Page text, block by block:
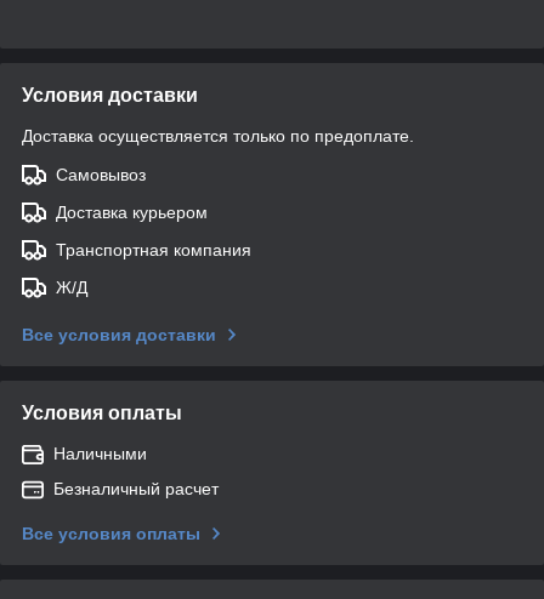
Условия доставки
Доставка осуществляется только по предоплате.
Самовывоз
Доставка курьером
Транспортная компания
Ж/Д
Все условия доставки
Условия оплаты
Наличными
Безналичный расчет
Все условия оплаты